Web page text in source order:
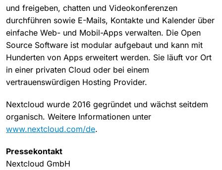
und freigeben, chatten und Videokonferenzen
durchführen sowie E-Mails, Kontakte und Kalender über
einfache Web- und Mobil-Apps verwalten. Die Open
Source Software ist modular aufgebaut und kann mit
Hunderten von Apps erweitert werden. Sie läuft vor Ort
in einer privaten Cloud oder bei einem
vertrauenswürdigen Hosting Provider.
Nextcloud wurde 2016 gegründet und wächst seitdem
organisch. Weitere Informationen unter
www.nextcloud.com/de.
Pressekontakt
Nextcloud GmbH